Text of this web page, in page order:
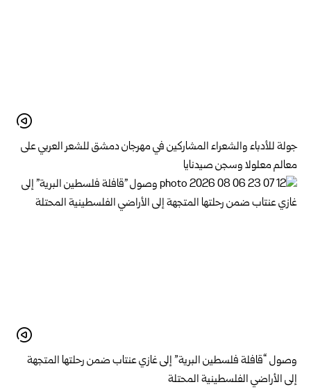
جولة للأدباء والشعراء المشاركين في مهرجان دمشق للشعر العربي على
معالم معلولا وسجن صيدنايا
وصول “قافلة فلسطين البرية” إلى غازي عنتاب ضمن رحلتها المتجهة
إلى الأراضي الفلسطينية المحتلة